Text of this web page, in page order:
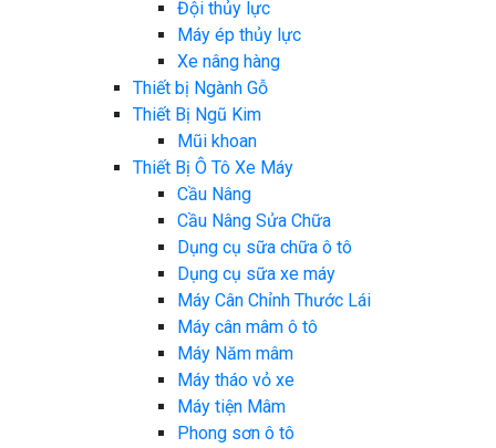
Đội thủy lực
Máy ép thủy lực
Xe nâng hàng
Thiết bị Ngành Gỗ
Thiết Bị Ngũ Kim
Mũi khoan
Thiết Bị Ô Tô Xe Máy
Cầu Nâng
Cầu Nâng Sửa Chữa
Dụng cụ sữa chữa ô tô
Dụng cụ sữa xe máy
Máy Cân Chỉnh Thước Lái
Máy cân mâm ô tô
Máy Năm mâm
Máy tháo vỏ xe
Máy tiện Mâm
Phong sơn ô tô